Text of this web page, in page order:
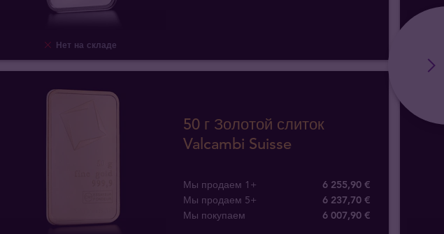
Нет на складе
50 г Золотой слиток
Valcambi Suisse
Мы продаем 1+
6 255,90 €
Мы продаем 5+
6 237,70 €
Мы покупаем
6 007,90 €